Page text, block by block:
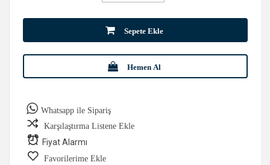
Sepete Ekle
Hemen Al
Whatsapp ile Sipariş
Karşılaştırma Listene Ekle
Fiyat Alarmı
Favorilerime Ekle